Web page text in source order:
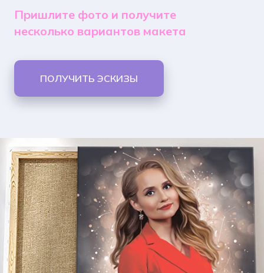
Пришлите фото и получите
несколько вариантов макета
ПОЛУЧИТЬ ЭСКИЗЫ